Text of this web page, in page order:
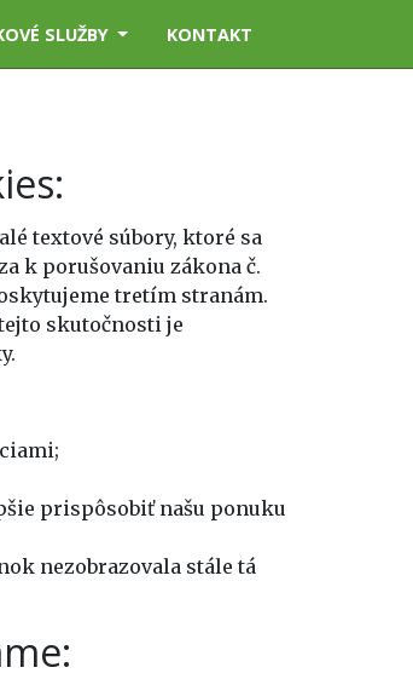
SLUŽBY KONTAKT
textové súbory, ktoré sa
k porušovaniu zákona č.
tretím stranám.
skutočnosti je
prispôsobiť našu ponuku
nezobrazovala stále tá